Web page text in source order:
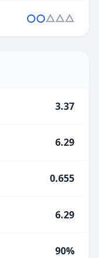
3.37
6.29
0.655
6.29
90%